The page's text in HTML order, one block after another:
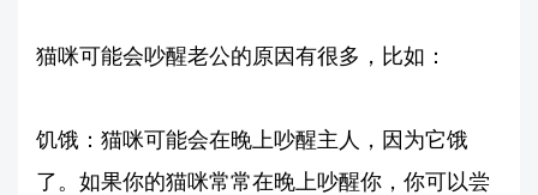
猫咪可能会吵醒老公的原因有很多，比如：
饥饿：猫咪可能会在晚上吵醒主人，因为它饿
了。如果你的猫咪常常在晚上吵醒你，你可以尝